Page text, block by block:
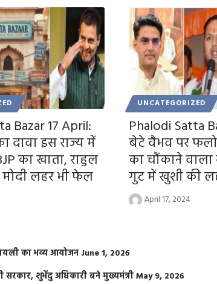
Bazar 17 April:
दावा इस राज्य में
का खाता, राहुल
लहर भी फेल
UNCATEGORIZED
Phalodi Satta
बेटे वैभव पर
का चौंकाने
गुट में खुशी की
April 17, 2024
का भव्य आयोजन June 1, 2026
सरकार, शुभेंदु अधिकारी बने मुख्यमंत्रीMay 9, 2026